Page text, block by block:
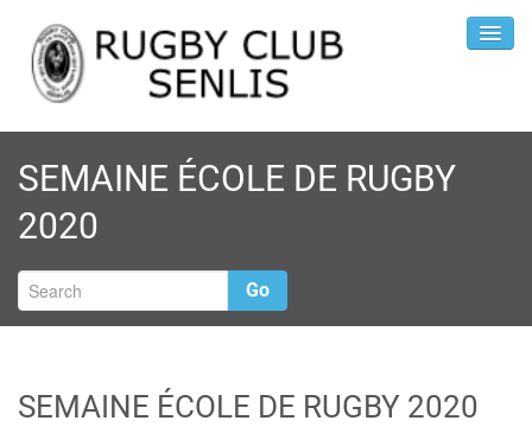
SEMAINE ÉCOLE DE RUGBY
2020
Go
SEMAINE ÉCOLE DE RUGBY 2020